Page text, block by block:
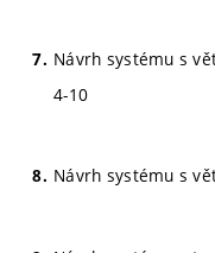
Návrh systému s
4-10
Návrh systému s